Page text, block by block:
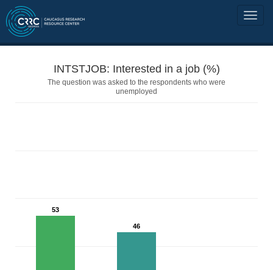
INTSTJOB: Interested in a job (%)
The question was asked to the respondents who were
unemployed
53
46